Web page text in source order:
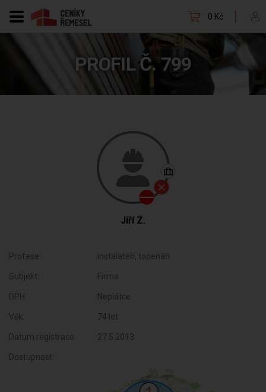
0 Kč
PROFIL Č. 799
Jiří Z.
Profese: instalatéři, topenáři
Subjekt: Firma
DPH: Neplátce
Věk: 74 let
Datum registrace: 27.5.2013
Dostupnost: